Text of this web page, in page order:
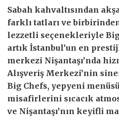
Sabah kahvaltısından
farklı tatları ve
lezzetli seçenekleriyle Big
artık İstanbul’un en
merkezi Nişantaşı’nda
Alışveriş Merkezi’nin
Big Chefs, yepyeni
misafirlerini sıcacık
ve Nişantaşı’nın keyifli